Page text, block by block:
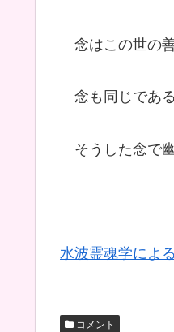
念はこの世の
念も同じである
そうした念で
水波霊魂学によ
コメント